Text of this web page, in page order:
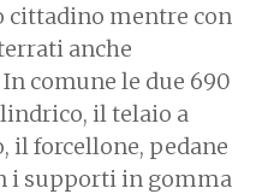
cittadino mentre con
anche
comune le due 690
il telaio a
il forcellone, pedane
i supporti in gomma